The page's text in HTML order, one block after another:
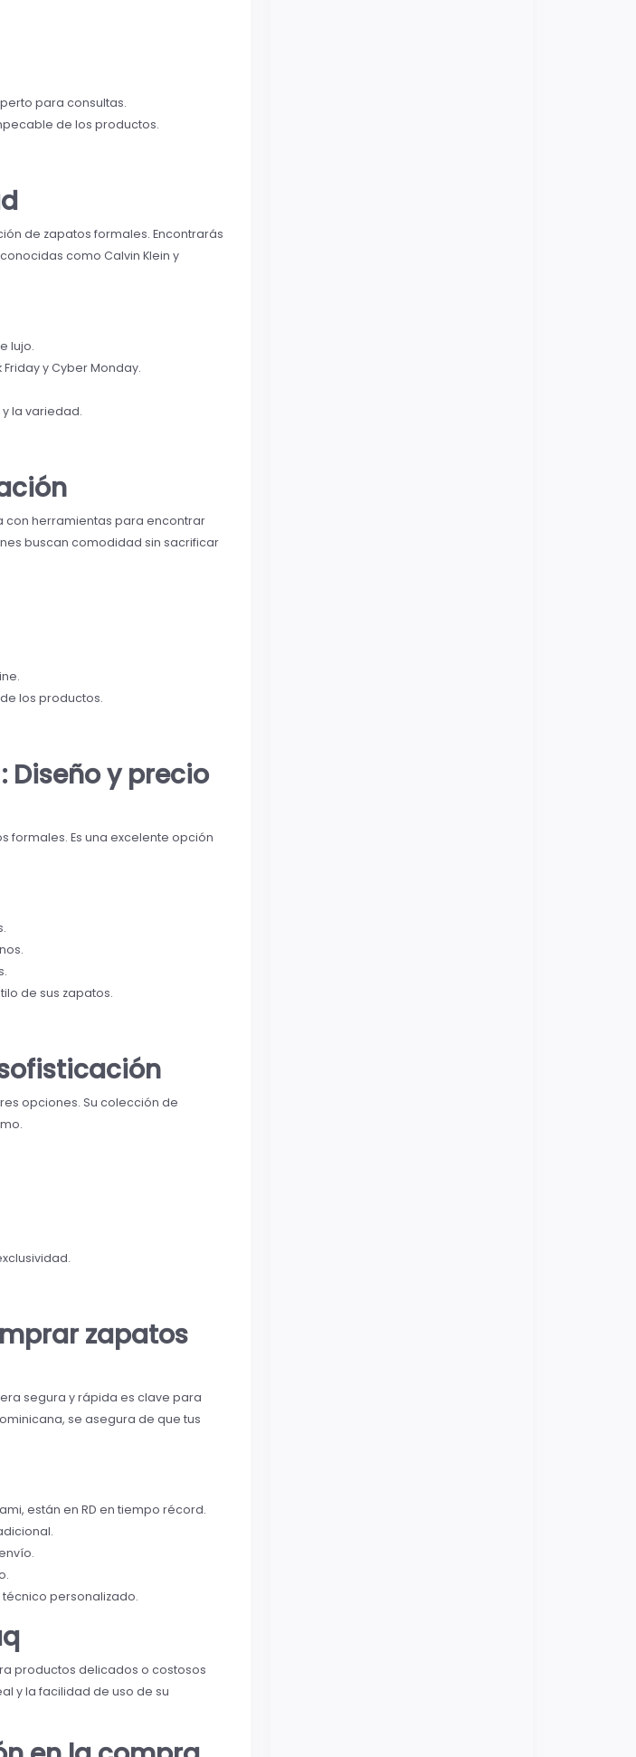
para consultas.
de los productos.
de zapatos formales. Encontrarás
como Calvin Klein y
lujo.
y Cyber Monday.
la variedad.
con herramientas para encontrar
buscan comodidad sin sacrificar
los productos.
Diseño y precio
formales. Es una excelente opción
de sus zapatos.
opciones. Su colección de
zapatos
segura y rápida es clave para
se asegura de que tus
están en RD en tiempo récord.
personalizado.
productos delicados o costosos
y la facilidad de uso de su